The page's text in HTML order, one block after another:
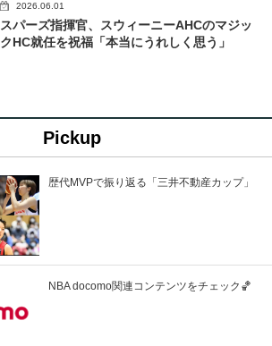
2026.06.01
スパーズ指揮官、スウィーニーAHCのマジッ
クHC就任を祝福「本当にうれしく思う」
Pickup
歴代MVPで振り返る「三井不動産カップ」
NBA docomo関連コンテンツをチェック🏀